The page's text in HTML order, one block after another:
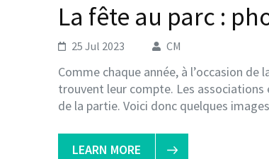
La fête au parc :
25 Jul 2023 CM
Comme chaque année, à l’occasion
trouvent leur compte. Les
de la partie. Voici donc quelques
LEARN MORE